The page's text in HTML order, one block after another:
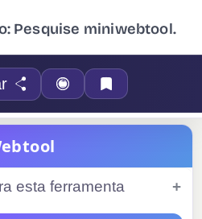
Pesquise miniwebtool.
esta ferramenta